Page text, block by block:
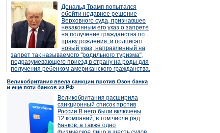
Дональд Трамп попытался
обойти недавнее решение
Верховного суда, признавшее
незаконным его указ о запрете
на получение гражданства по
праву рождения, и подписал
новый указ, направленный на
запрет так называемого "родильного туризма",
подразумевающего приезд в страну на роды для
получения ребенком американского гражданства.
Великобритания ввела санкции против Озон банка
и еще пяти банков из РФ
Великобритания расширила
санкционный список против
России.В него были включены
12 компаний, в том числе ряд
банков, а также одно